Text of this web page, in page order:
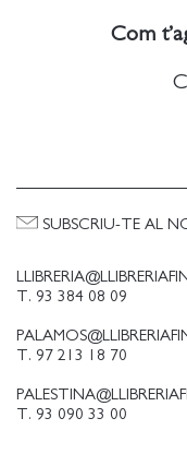
Com
T. 93 384 08 09
T. 97 213 18 70
T. 93 090 33 00
SUBSCRIU-TE AL